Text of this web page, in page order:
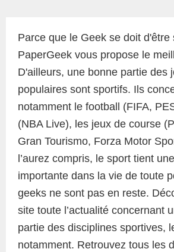
Parce que le Geek se doit d'être
PaperGeek vous propose le
D'ailleurs, une bonne partie des
populaires sont sportifs. Ils
notamment le football (FIFA,
(NBA Live), les jeux de course
Gran Tourismo, Forza Motor
l’aurez compris, le sport tient
importante dans la vie de toute
geeks ne sont pas en reste.
site toute l’actualité concernant
partie des disciplines sportives,
notamment. Retrouvez tous les